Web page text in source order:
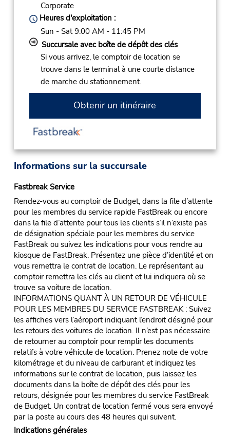
Corporate
Heures d'exploitation :
Sun - Sat 9:00 AM - 11:45 PM
Succursale avec boîte de dépôt des clés
Si vous arrivez, le comptoir de location se
trouve dans le terminal à une courte distance
de marche du stationnement.
Obtenir un itinéraire
Informations sur la succursale
Fastbreak Service
Rendez-vous au comptoir de Budget, dans la file d’attente
pour les membres du service rapide FastBreak ou encore
dans la file d’attente pour tous les clients s’il n’existe pas
de désignation spéciale pour les membres du service
FastBreak ou suivez les indications pour vous rendre au
kiosque de FastBreak. Présentez une pièce d’identité et on
vous remettra le contrat de location. Le représentant au
comptoir remettra les clés au client et lui indiquera où se
trouve sa voiture de location.
INFORMATIONS QUANT À UN RETOUR DE VÉHICULE
POUR LES MEMBRES DU SERVICE FASTBREAK : Suivez
les affiches vers l’aéroport indiquant l’endroit désigné pour
les retours des voitures de location. Il n’est pas nécessaire
de retourner au comptoir pour remplir les documents
relatifs à votre véhicule de location. Prenez note de votre
kilométrage et du niveau de carburant et indiquez les
informations sur le contrat de location, puis laissez les
documents dans la boîte de dépôt des clés pour les
retours, désignée pour les membres du service FastBreak
de Budget. Un contrat de location fermé vous sera envoyé
par la poste au cours des 48 heures qui suivent.
Indications générales